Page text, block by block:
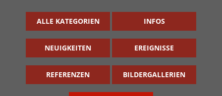
ALLE KATEGORIEN INFOS
NEUIGKEITEN EREIGNISSE
REFERENZEN BILDERGALLERIEN